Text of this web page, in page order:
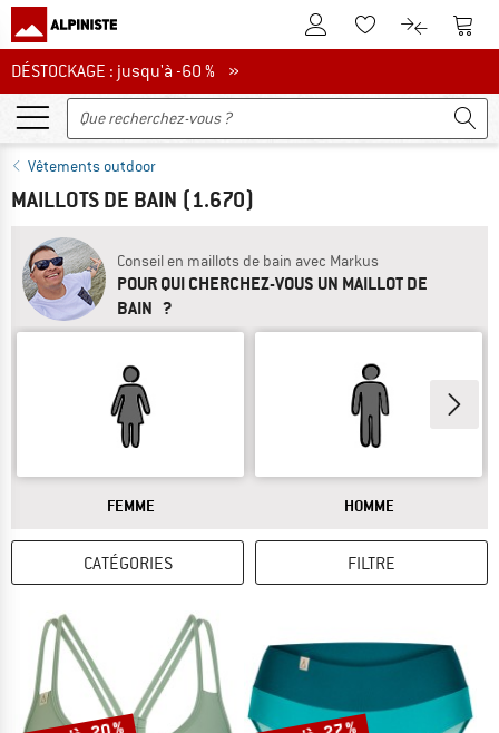
Vers le compte client
Vers la liste
Vers le
DÉSTOCKAGE : jusqu'à -60 %
DÉSTOCKAGE : jusqu'à -60 % »
Vêtements outdoor
MAILLOTS DE BAIN (1.670)
Conseil en maillots de bain avec Markus
POUR QUI CHERCHEZ-VOUS UN MAILLOT DE
BAIN ?
RÉPONSE
FEMME RÉPONSE
HOMME
CATÉGORIES FILTRE